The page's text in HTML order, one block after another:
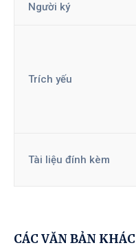
Người ký
Trích yếu
Tài liệu đính kèm
CÁC VĂN BẢN KHÁC